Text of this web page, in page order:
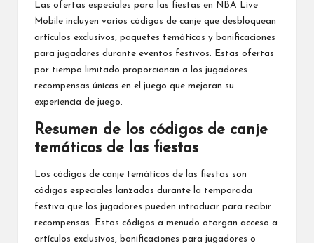
Las ofertas especiales para las fiestas en NBA Live
Mobile incluyen varios códigos de canje que desbloquean
artículos exclusivos, paquetes temáticos y bonificaciones
para jugadores durante eventos festivos. Estas ofertas
por tiempo limitado proporcionan a los jugadores
recompensas únicas en el juego que mejoran su
experiencia de juego.
Resumen de los códigos de canje
temáticos de las fiestas
Los códigos de canje temáticos de las fiestas son
códigos especiales lanzados durante la temporada
festiva que los jugadores pueden introducir para recibir
recompensas. Estos códigos a menudo otorgan acceso a
artículos exclusivos, bonificaciones para jugadores o